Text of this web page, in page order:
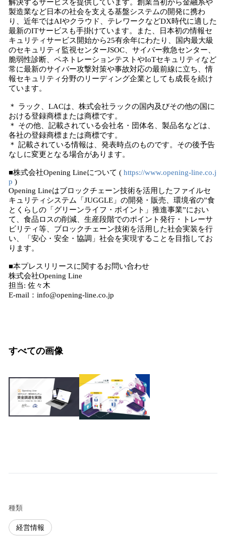
解決するサービスを提供しています。創業当初から金融系や
製造業など日本の社会を支える基盤システムの開発に携わ
り、近年ではAIやクラウド、テレワークなどDX時代に適した
最新のITサービスも手掛けています。また、日本初の情報セ
キュリティサービス開始から25有余年にわたり、国内最大級
のセキュリティ監視センターJSOC、サイバー救急センター、
脆弱性診断、ペネトレーションテストやIoTセキュリティなど
常に最新のサイバー攻撃対策や事故対応の最前線に立ち、情
報セキュリティ分野のリーディング企業としても成長を続け
ています。
＊ ラック、LACは、株式会社ラックの国内及びその他の国に
おける登録商標または商標です。
＊ その他、記載されている会社名・団体名、製品名などは、
各社の登録商標または商標です。
＊ 記載されている情報は、発表時点のものです。その後予告
なしに変更となる場合があります。
■株式会社Opening Lineについて ( https://www.opening-line.co.j
p )
Opening Lineはブロックチェーン技術を活用したファイルセ
キュリティシステム「JUGGLE」の開発・販売、環境省の”食
とくらしの「グリーンライフ・ポイント」推進事業”におい
て、食品ロスの削減、生産段階でのポイント発行・トレーサ
ビリティ等、ブロックチェーン技術を活用した社会実装を行
い、「安心・安全・協調」社会を実現することを目指してお
ります。
■本プレスリリースに関するお問い合わせ
株式会社Opening Line
担当: 佐々木
E-mail：info@opening-line.co.jp
すべての画像
種類
経営情報